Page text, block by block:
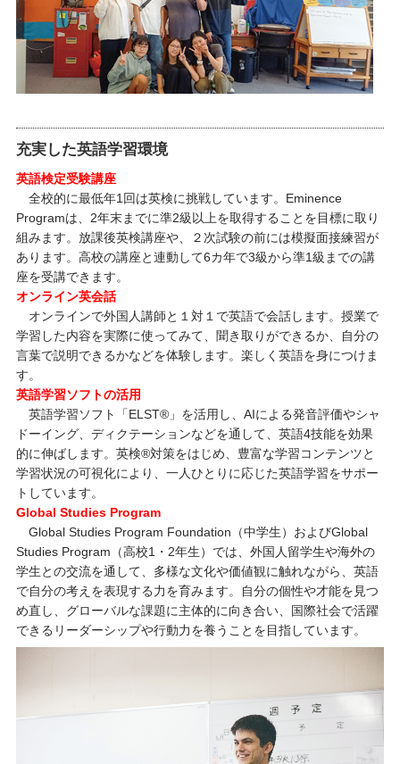
充実した英語学習環境
英語検定受験講座
全校的に最低年1回は英検に挑戦しています。Eminence
Programは、2年末までに準2級以上を取得することを目標に取り
組みます。放課後英検講座や、２次試験の前には模擬面接練習が
あります。高校の講座と連動して6カ年で3級から準1級までの講
座を受講できます。
オンライン英会話
オンラインで外国人講師と１対１で英語で会話します。授業で
学習した内容を実際に使ってみて、聞き取りができるか、自分の
言葉で説明できるかなどを体験します。楽しく英語を身につけま
す。
英語学習ソフトの活用
英語学習ソフト「ELST®」を活用し、AIによる発音評価やシャ
ドーイング、ディクテーションなどを通して、英語4技能を効果
的に伸ばします。英検®対策をはじめ、豊富な学習コンテンツと
学習状況の可視化により、一人ひとりに応じた英語学習をサポー
トしています。
Global Studies Program
Global Studies Program Foundation（中学生）およびGlobal
Studies Program（高校1・2年生）では、外国人留学生や海外の
学生との交流を通して、多様な文化や価値観に触れながら、英語
で自分の考えを表現する力を育みます。自分の個性や才能を見つ
め直し、グローバルな課題に主体的に向き合い、国際社会で活躍
できるリーダーシップや行動力を養うことを目指しています。